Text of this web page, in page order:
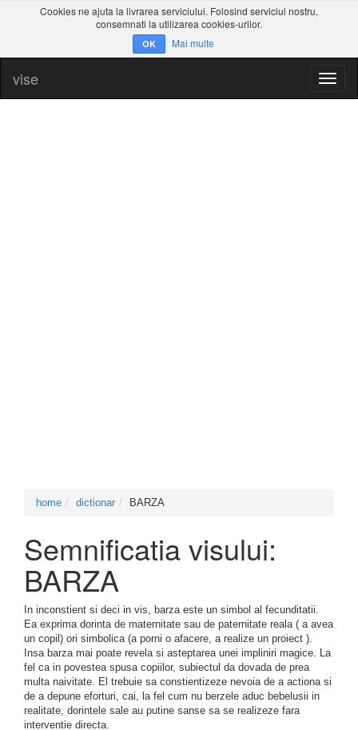
Cookies ne ajuta la livrarea serviciului. Folosind serviciul nostru,
consemnati la utilizarea cookies-urilor.
OK Mai multe
vise
home dictionar BARZA
Semnificatia visului:
BARZA
In inconstient si deci in vis, barza este un simbol al fecunditatii.
Ea exprima dorinta de maternitate sau de paternitate reala ( a avea
un copil) ori simbolica (a porni o afacere, a realize un proiect ).
Insa barza mai poate revela si asteptarea unei impliniri magice. La
fel ca in povestea spusa copiilor, subiectul da dovada de prea
multa naivitate. El trebuie sa constientizeze nevoia de a actiona si
de a depune eforturi, cai, la fel cum nu berzele aduc bebelusii in
realitate, dorintele sale au putine sanse sa se realizeze fara
interventie directa.